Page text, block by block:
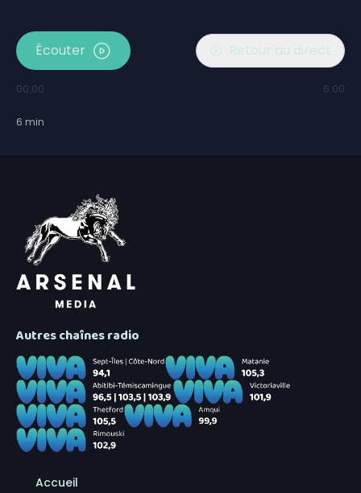
Écouter Retour au direct
00:00 6:00
6 min
Autres chaînes radio
Accueil